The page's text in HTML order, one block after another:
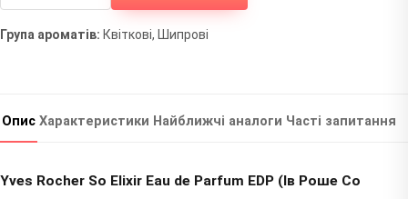
Група ароматів: Квіткові, Шипрові
Опис Характеристики Найближчі аналоги Часті запитання
Yves Rocher So Elixir Eau de Parfum EDP (Ів Роше Со